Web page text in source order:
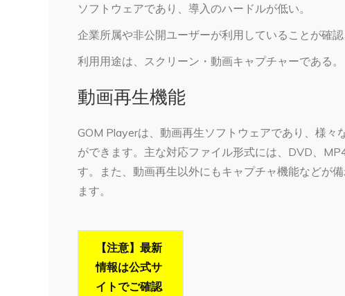
ソフトウェアであり、導入のハードルが低い。
企業所属や非公開ユーザーが利用していることが確認
利用用途は、スクリーン・動画キャプチャーである。
動画再生機能
GOM Playerは、動画再生ソフトウェアであり、様々
ができます。主な対応ファイル形式には、DVD、
す。また、動画再生以外にもキャプチャ機能などが
ます。
【注意】最新
情報は公式サ
イトでご確認